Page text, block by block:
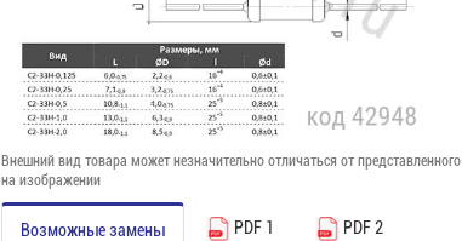
Внешний вид товара может незначительно отличаться от представленного
на изображении
Возможные замены PDF 1 PDF 2